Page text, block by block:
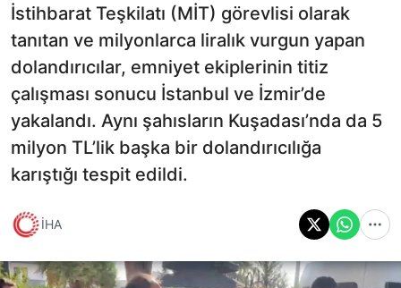
İstihbarat Teşkilatı (MİT) görevlisi olarak
tanıtan ve milyonlarca liralık vurgun yapan
dolandırıcılar, emniyet ekiplerinin titiz
çalışması sonucu İstanbul ve İzmir’de
yakalandı. Aynı şahısların Kuşadası’nda da 5
milyon TL’lik başka bir dolandırıcılığa
karıştığı tespit edildi.
İHA